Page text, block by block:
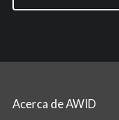
Acerca de AWID